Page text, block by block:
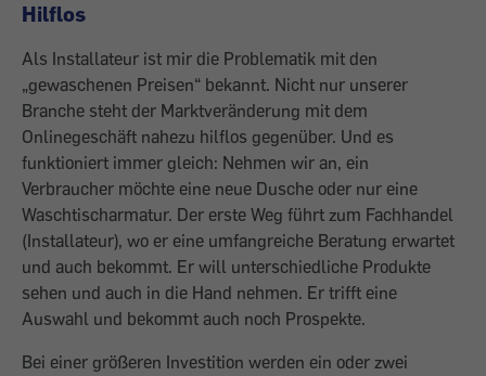
Hilflos
Als Installateur ist mir die Problematik mit den
„gewaschenen Preisen“ bekannt. Nicht nur unserer
Branche steht der Marktveränderung mit dem
Onlinegeschäft nahezu hilflos gegenüber. Und es
funktioniert immer gleich: Nehmen wir an, ein
Verbraucher möchte eine neue Dusche oder nur eine
Waschtischarmatur. Der erste Weg führt zum Fachhandel
(Installateur), wo er eine umfangreiche Beratung erwartet
und auch bekommt. Er will unterschiedliche Produkte
sehen und auch in die Hand nehmen. Er trifft eine
Auswahl und bekommt auch noch Prospekte.
Bei einer größeren Investition werden ein oder zwei